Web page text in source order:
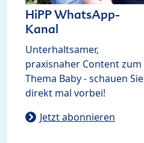
HiPP WhatsApp-
Kanal
Unterhaltsamer,
praxisnaher Content zum
Thema Baby - schauen Sie
direkt mal vorbei!
Jetzt abonnieren